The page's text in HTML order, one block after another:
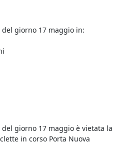
giorno 17 maggio in:
giorno 17 maggio è vietata la
in corso Porta Nuova